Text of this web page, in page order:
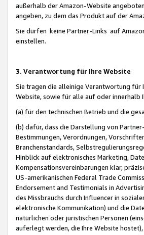
außerhalb der Amazon-Website
angeben, zu dem das Produkt auf der
Sie dürfen keine Partner-Links auf
einstellen.
3. Verantwortung für Ihre Website
Sie tragen die alleinige Verantwortung für
Website, sowie für alle auf oder innerhalb
(a) für den technischen Betrieb und die
(b) dafür, dass die Darstellung von
Bestimmungen, Verordnungen,
Branchenstandards,
Hinblick auf elektronisches Marketing,
Kompensationsvereinbarungen klar,
US-amerikanischen Federal Trade
Endorsement and Testimonials in
des Missbrauchs durch Influencer in
elektronische Kommunikation) und die
natürlichen oder juristischen Personen
auferlegt werden, die Ihre Website hostet),